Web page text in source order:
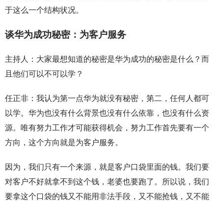
于这么一个结构状况。
谈华为成功秘密：为客户服务
主持人：大家最想知道的秘密是华为成功的秘密是什么？而
且他们可以不可以学？
任正非：我认为第一点华为就没有秘密，第二，任何人都可
以学。华为也没有什么背景也没有什么依靠，也没有什么资
源。唯有努力工作才可能获得机会，努力工作首先要有一个
方向，这个方向就是为客户服务。
因为，我们只有一个来源，就是客户口袋里面的钱。我们要
对客户不好就拿不到这个钱，老婆也要跑了。所以说，我们
要拿这个口袋的钱又不能用非法手段，又不能抢钱，又不能